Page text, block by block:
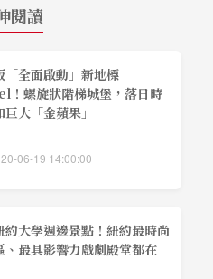
閱讀
「全面啟動」新地標
！螺旋狀階梯城堡，落日時
巨大「金蘋果」
06-19 14:00:00
約大學週邊景點！紐約最時尚
、最具影響力戲劇殿堂都在